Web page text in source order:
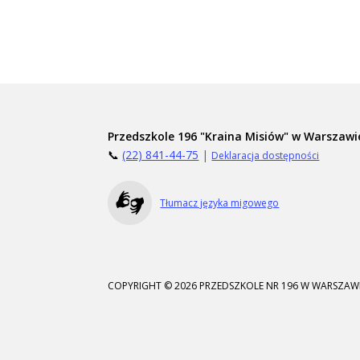
Przedszkole 196 "Kraina Misiów" w
📞(22) 841-44-75 | Deklaracja dostępności
Tłumacz języka migowego
COPYRIGHT © 2026 PRZEDSZKOLE NR 196 W